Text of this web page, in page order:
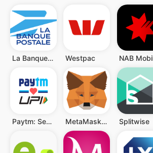
La Banque Postale Westpac
Paytm: Secure UPI Payments MetaMask - Blockchain Wallet Splitwise